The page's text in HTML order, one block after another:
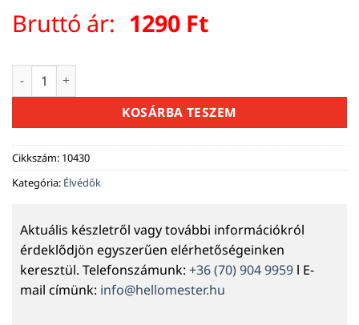
Bruttó ár: 1290 Ft
Műanyag élvédő L profil 20x20mm, 2.6m, szürke mennyiség
KOSÁRBA TESZEM
Cikkszám: 10430
Kategória: Élvédők
Aktuális készletről vagy további információkról
érdeklődjön egyszerűen elérhetőségeinken
keresztül. Telefonszámunk: +36 (70) 904 9959 l E-
mail címünk: info@hellomester.hu